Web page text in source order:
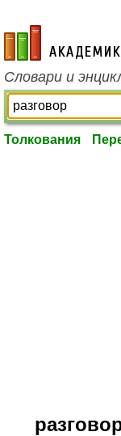
academic.ru
Словари и
Толкования